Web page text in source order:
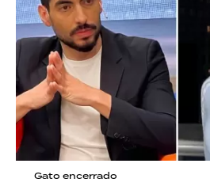
Gato encerrado